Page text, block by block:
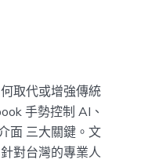
取代或增強傳統
手勢控制 AI、
面 三大關鍵。文
對台灣的專業人